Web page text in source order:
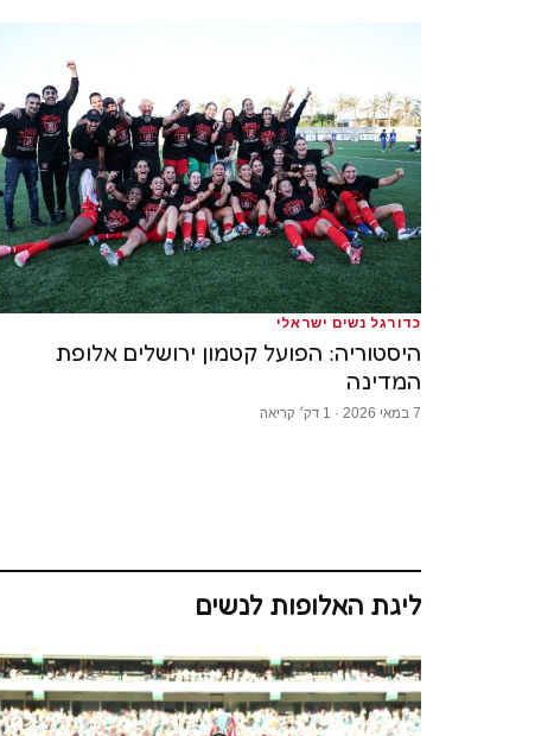
כדורגל נשים ישראלי
היסטוריה: הפועל קטמון ירושלים אלופת
המדינה
7 במאי 2026 · 1 דק׳ קריאה
ליגת האלופות לנשים